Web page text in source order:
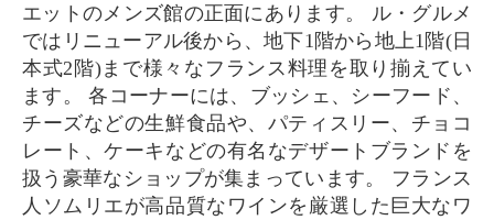
エットのメンズ館の正面にあります。 ル・グルメ
ではリニューアル後から、地下1階から地上1階(日
本式2階)まで様々なフランス料理を取り揃えてい
ます。 各コーナーには、ブッシェ、シーフード、
チーズなどの生鮮食品や、パティスリー、チョコ
レート、ケーキなどの有名なデザートブランドを
扱う豪華なショップが集まっています。 フランス
人ソムリエが高品質なワインを厳選した巨大なワ